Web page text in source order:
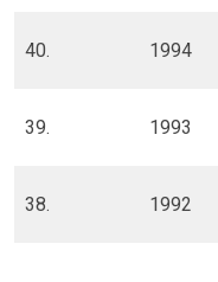
40.​ ​1994
39.​ ​1993
38.​ ​1992